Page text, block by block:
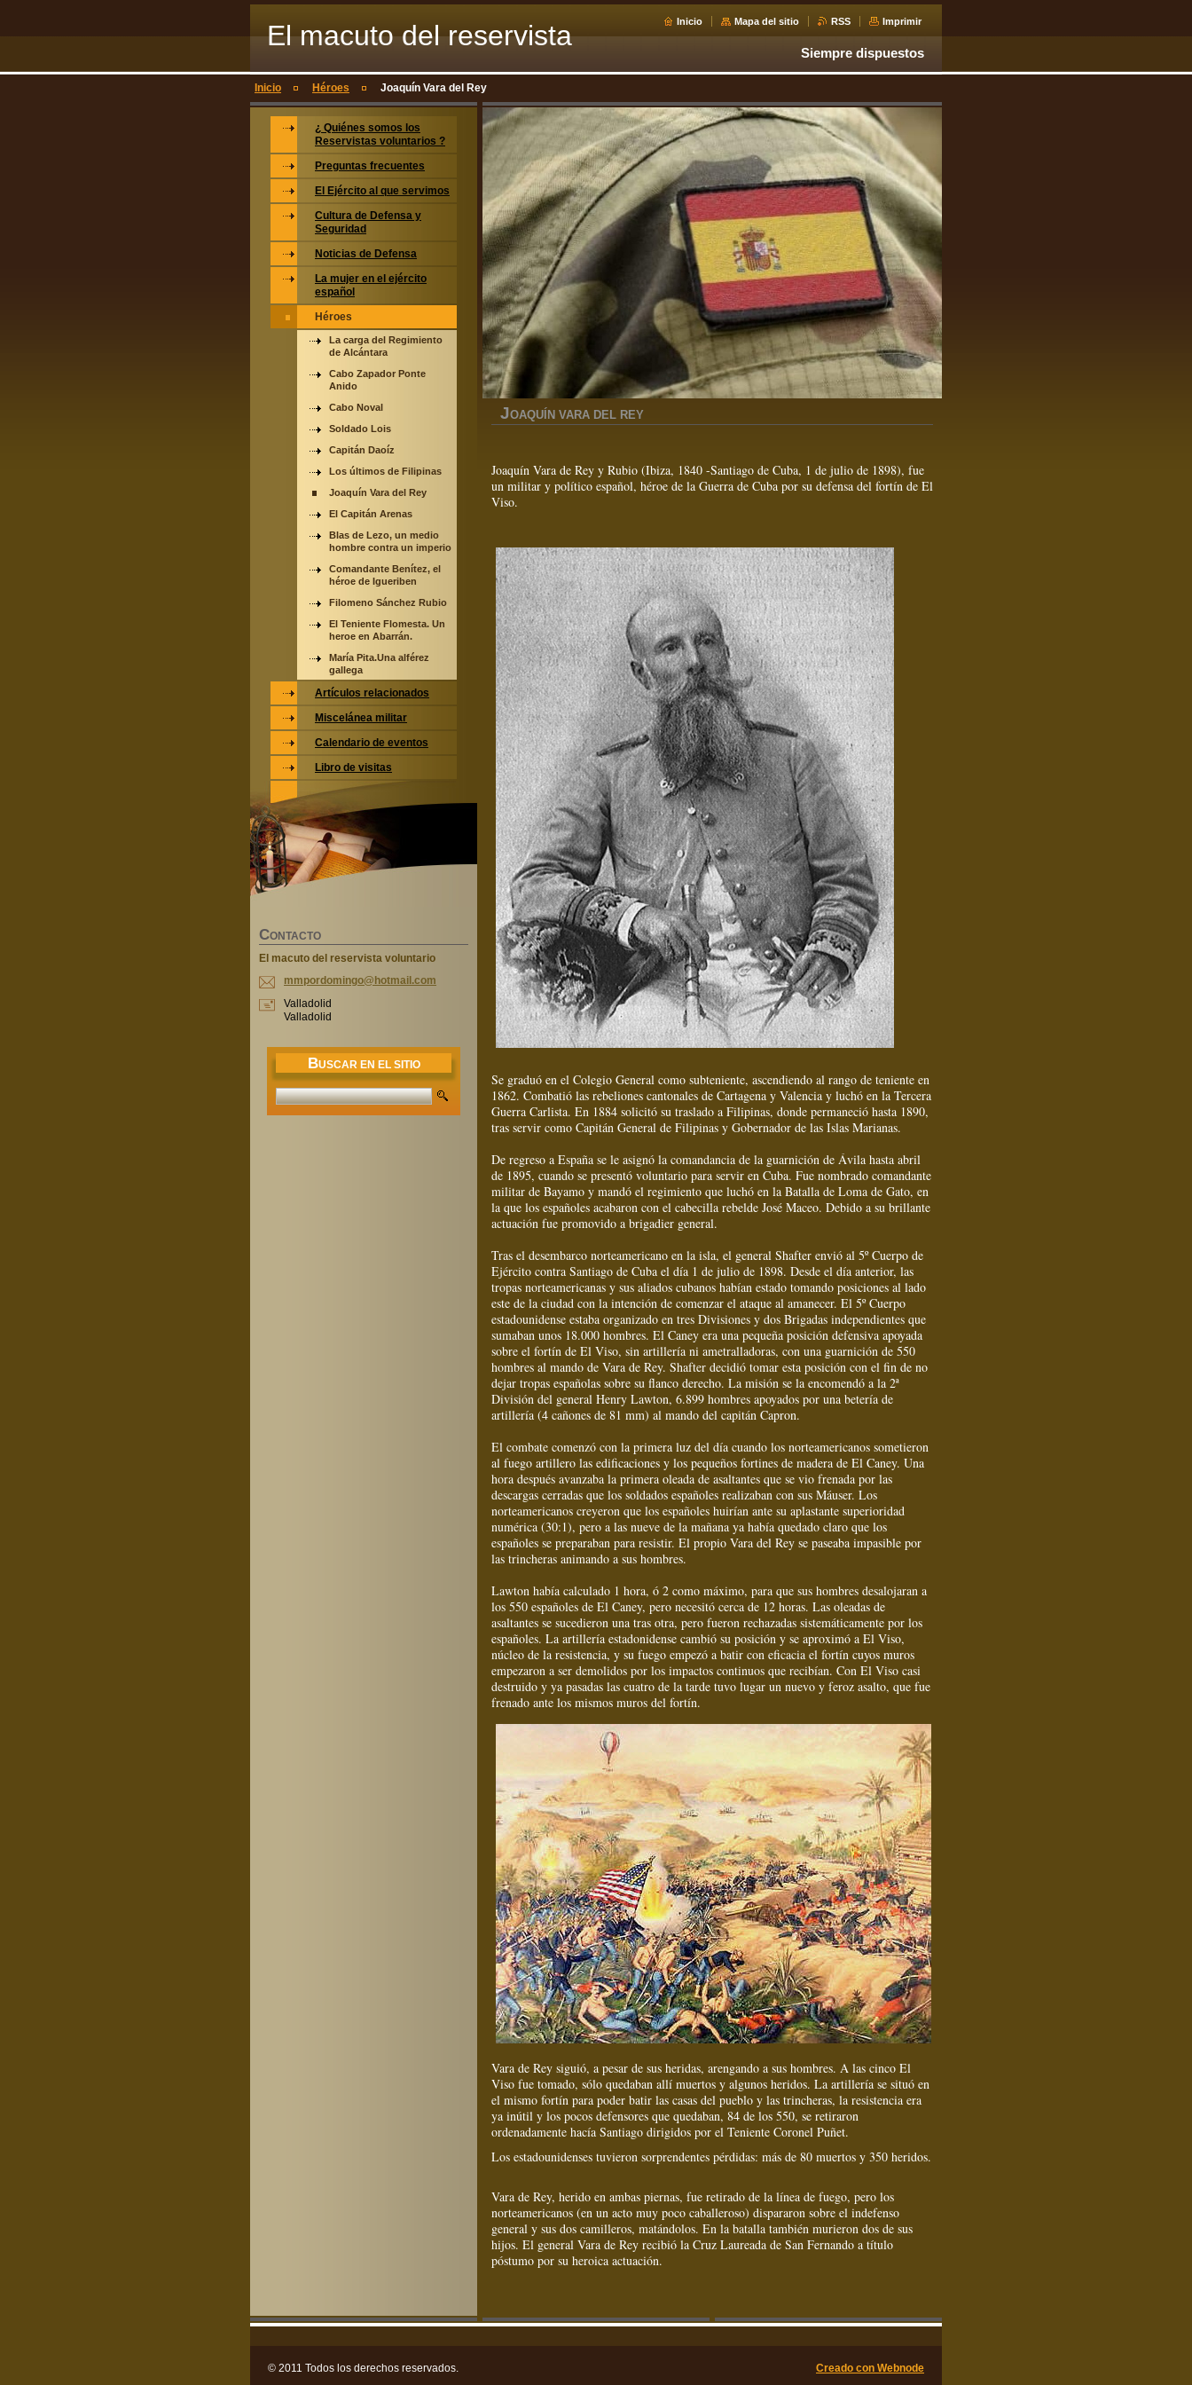
El macuto del reservista
voluntario
Inicio Mapa del sitio RSS Imprimir
Siempre dispuestos
Inicio Héroes Joaquín Vara del Rey
JOAQUÍN VARA DEL REY
Joaquín Vara de Rey y Rubio (Ibiza, 1840 -Santiago de Cuba, 1 de julio de 1898), fue
un militar y político español, héroe de la Guerra de Cuba por su defensa del fortín de El
Viso.
Se graduó en el Colegio General como subteniente, ascendiendo al rango de teniente en
1862. Combatió las rebeliones cantonales de Cartagena y Valencia y luchó en la Tercera
Guerra Carlista. En 1884 solicitó su traslado a Filipinas, donde permaneció hasta 1890,
tras servir como Capitán General de Filipinas y Gobernador de las Islas Marianas.
De regreso a España se le asignó la comandancia de la guarnición de Ávila hasta abril
de 1895, cuando se presentó voluntario para servir en Cuba. Fue nombrado comandante
militar de Bayamo y mandó el regimiento que luchó en la Batalla de Loma de Gato, en
la que los españoles acabaron con el cabecilla rebelde José Maceo. Debido a su brillante
actuación fue promovido a brigadier general.
Tras el desembarco norteamericano en la isla, el general Shafter envió al 5º Cuerpo de
Ejército contra Santiago de Cuba el día 1 de julio de 1898. Desde el día anterior, las
tropas norteamericanas y sus aliados cubanos habían estado tomando posiciones al lado
este de la ciudad con la intención de comenzar el ataque al amanecer. El 5º Cuerpo
estadounidense estaba organizado en tres Divisiones y dos Brigadas independientes que
sumaban unos 18.000 hombres. El Caney era una pequeña posición defensiva apoyada
sobre el fortín de El Viso, sin artillería ni ametralladoras, con una guarnición de 550
hombres al mando de Vara de Rey. Shafter decidió tomar esta posición con el fin de no
dejar tropas españolas sobre su flanco derecho. La misión se la encomendó a la 2ª
División del general Henry Lawton, 6.899 hombres apoyados por una betería de
artillería (4 cañones de 81 mm) al mando del capitán Capron.
El combate comenzó con la primera luz del día cuando los norteamericanos sometieron
al fuego artillero las edificaciones y los pequeños fortines de madera de El Caney. Una
hora después avanzaba la primera oleada de asaltantes que se vio frenada por las
descargas cerradas que los soldados españoles realizaban con sus Máuser. Los
norteamericanos creyeron que los españoles huirían ante su aplastante superioridad
numérica (30:1), pero a las nueve de la mañana ya había quedado claro que los
españoles se preparaban para resistir. El propio Vara del Rey se paseaba impasible por
las trincheras animando a sus hombres.
Lawton había calculado 1 hora, ó 2 como máximo, para que sus hombres desalojaran a
los 550 españoles de El Caney, pero necesitó cerca de 12 horas. Las oleadas de
asaltantes se sucedieron una tras otra, pero fueron rechazadas sistemáticamente por los
españoles. La artillería estadonidense cambió su posición y se aproximó a El Viso,
núcleo de la resistencia, y su fuego empezó a batir con eficacia el fortín cuyos muros
empezaron a ser demolidos por los impactos continuos que recibían. Con El Viso casi
destruido y ya pasadas las cuatro de la tarde tuvo lugar un nuevo y feroz asalto, que fue
frenado ante los mismos muros del fortín.
Vara de Rey siguió, a pesar de sus heridas, arengando a sus hombres. A las cinco El
Viso fue tomado, sólo quedaban allí muertos y algunos heridos. La artillería se situó en
el mismo fortín para poder batir las casas del pueblo y las trincheras, la resistencia era
ya inútil y los pocos defensores que quedaban, 84 de los 550, se retiraron
ordenadamente hacía Santiago dirigidos por el Teniente Coronel Puñet.
Los estadounidenses tuvieron sorprendentes pérdidas: más de 80 muertos y 350 heridos.
Vara de Rey, herido en ambas piernas, fue retirado de la línea de fuego, pero los
norteamericanos (en un acto muy poco caballeroso) dispararon sobre el indefenso
general y sus dos camilleros, matándolos. En la batalla también murieron dos de sus
hijos. El general Vara de Rey recibió la Cruz Laureada de San Fernando a título
póstumo por su heroica actuación.
¿ Quiénes somos los
Reservistas voluntarios ?
Preguntas frecuentes
El Ejército al que servimos
Cultura de Defensa y
Seguridad
Noticias de Defensa
La mujer en el ejército
español
Héroes
La carga del Regimiento
de Alcántara
Cabo Zapador Ponte
Anido
Cabo Noval
Soldado Lois
Capitán Daoíz
Los últimos de Filipinas
Joaquín Vara del Rey
El Capitán Arenas
Blas de Lezo, un medio
hombre contra un imperio
Comandante Benítez, el
héroe de Igueriben
Filomeno Sánchez Rubio
El Teniente Flomesta. Un
heroe en Abarrán.
María Pita.Una alférez
gallega
Artículos relacionados
Miscelánea militar
Calendario de eventos
Libro de visitas
CONTACTO
El macuto del reservista voluntario
mmpordomingo@hotmail.com
Valladolid
Valladolid
BUSCAR EN EL SITIO
© 2011 Todos los derechos reservados. Creado con Webnode